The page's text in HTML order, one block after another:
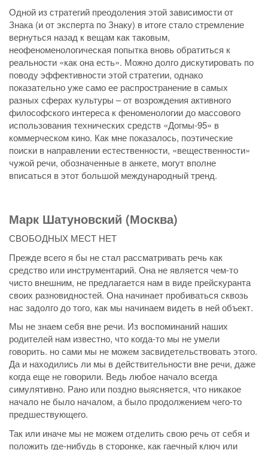
Одной из стратегий преодоления этой зависимости от
Знака (и от эксперта по Знаку) в итоге стало стремление
вернуться назад к вещам как таковым,
неофеноменологическая попытка вновь обратиться к
реальности «как она есть». Можно долго дискутировать по
поводу эффективности этой стратегии, однако
показательно уже само ее распространение в самых
разных сферах культуры – от возрождения активного
философского интереса к феноменологии до массового
использования технических средств «Догмы-95» в
коммерческом кино. Как мне показалось, поэтические
поиски в направлении естественности, «вещественности»
чужой речи, обозначенные в анкете, могут вполне
вписаться в этот большой международный тренд.
Марк Шатуновский (Москва)
СВОБОДНЫХ МЕСТ НЕТ
Прежде всего я бы не стал рассматривать речь как
средство или инструментарий. Она не является чем-то
чисто внешним, не предлагается нам в виде прейскуранта
своих разновидностей. Она начинает пробиваться сквозь
нас задолго до того, как мы начинаем видеть в ней объект.
Мы не знаем себя вне речи. Из воспоминаний наших
родителей нам известно, что когда-то мы не умели
говорить. но сами мы не можем засвидетельствовать этого.
Да и находились ли мы в действительности вне речи, даже
когда еще не говорили. Ведь любое начало всегда
симулятивно. Рано или поздно выясняется, что никакое
начало не было началом, а было продолжением чего-то
предшествующего.
Так или иначе мы не можем отделить свою речь от себя и
положить где-нибудь в сторонке, как гаечный ключ или